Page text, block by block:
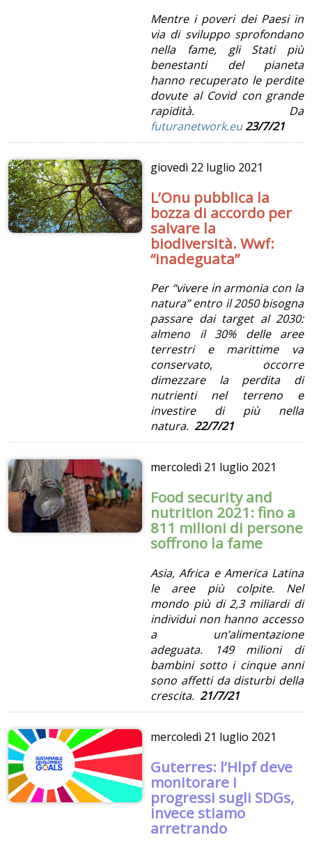
Mentre i poveri dei Paesi in
via di sviluppo sprofondano
nella fame, gli Stati più
benestanti del pianeta
hanno recuperato le perdite
dovute al Covid con grande
rapidità. Da
futuranetwork.eu23/7/21
giovedì 22 luglio 2021
L’Onu pubblica la
bozza di accordo per
salvare la
biodiversità. Wwf:
“inadeguata”
Per “vivere in armonia con la
natura” entro il 2050 bisogna
passare dai target al 2030:
almeno il 30% delle aree
terrestri e marittime va
conservato, occorre
dimezzare la perdita di
nutrienti nel terreno e
investire di più nella
natura. 22/7/21
mercoledì 21 luglio 2021
Food security and
nutrition 2021: fino a
811 milioni di persone
soffrono la fame
Asia, Africa e America Latina
le aree più colpite. Nel
mondo più di 2,3 miliardi di
individui non hanno accesso
a un’alimentazione
adeguata. 149 milioni di
bambini sotto i cinque anni
sono affetti da disturbi della
crescita. 21/7/21
mercoledì 21 luglio 2021
Guterres: l’Hlpf deve
monitorare i
progressi sugli SDGs,
invece stiamo
arretrando